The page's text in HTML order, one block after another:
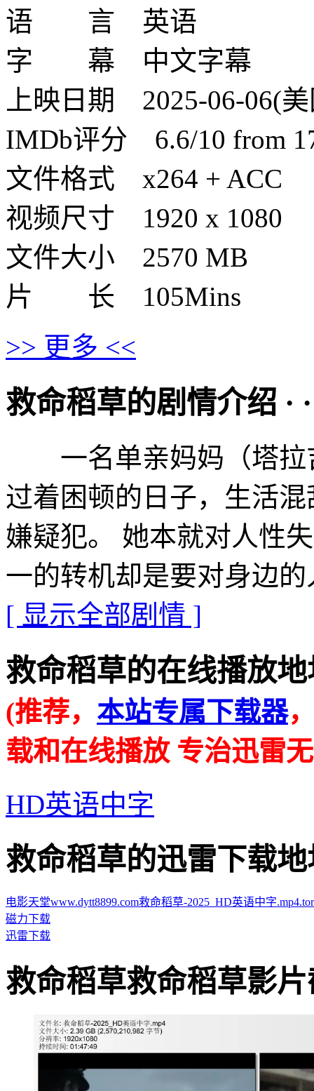
语 言 英语
字 幕 中文字幕
上映日期 2025-06-06(
IMDb评分 6.6/10 from
文件格式 x264 + ACC
视频尺寸 1920 x 1080
文件大小 2570 MB
片 长 105Mins
>> 更多 <<
救命稻草的剧情介绍 · ·
一名单亲妈妈（塔拉吉
过着困顿的日子，生活
嫌疑犯。 她本就对人性
一的转机却是要对身边
[ 显示全部剧情 ]
救命稻草的在线播放地
(推荐， 本站专属下载器
载和在线播放 专治迅雷
HD英语中字
救命稻草的迅雷下载地
电影天堂www.dytt8899.com救命稻草-2025_HD英语中字
磁力下载
迅雷下载
救命稻草救命稻草影片